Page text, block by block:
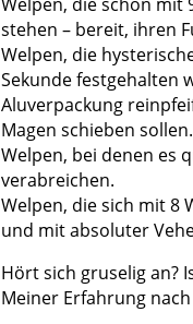
stehen – bereit, ihren
Welpen, die
Sekunde festgehalten
Aluverpackung
Magen schieben sollen.
Welpen, bei denen es
verabreichen.
Welpen, die sich mit 8
und mit absoluter
Hört sich gruselig an?
Meiner Erfahrung